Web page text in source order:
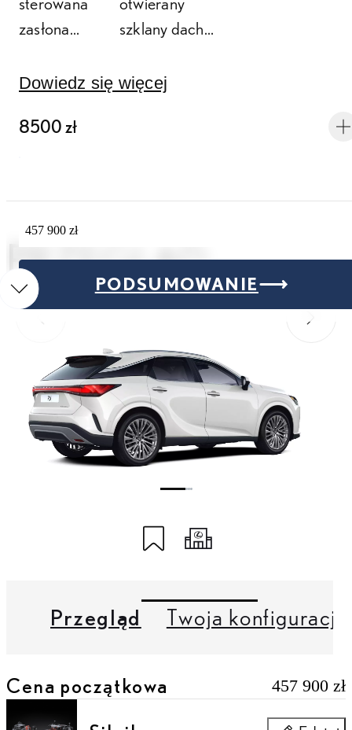
zasłona
szklany dach
Dowiedz się więcej
8500 zł
457 900 zł
PODSUMOWANIE
PRZEGLĄD
Zapisz na koncie My Lexus
Przegląd Twoja konfiguracja
Cena początkowa 457 900 zł